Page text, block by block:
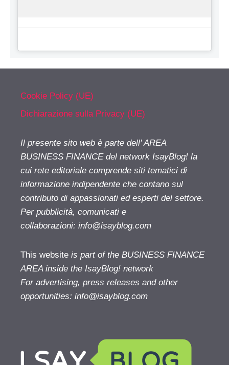
Cookie Policy (UE)
Dichiarazione sulla Privacy (UE)
Il presente sito web è parte dell' AREA
BUSINESS FINANCE del network IsayBlog! la
cui rete editoriale comprende siti tematici di
informazione indipendente che contano sul
contributo di appassionati ed esperti del settore.
Per pubblicità, comunicati e
collaborazioni: info@isayblog.com
This website is part of the BUSINESS FINANCE
AREA inside the IsayBlog! network
For advertising, press releases and other
opportunities: info@isayblog.com